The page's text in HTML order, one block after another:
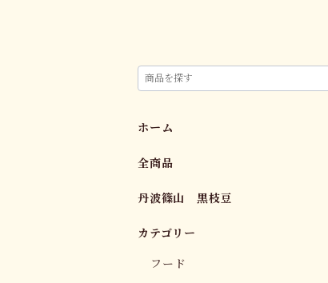
ホーム
全商品
丹波篠山 黒枝豆
カテゴリー
フード